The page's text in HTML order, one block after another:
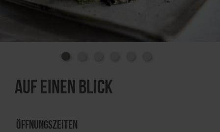
Auf einen Blick
Öffnungszeiten